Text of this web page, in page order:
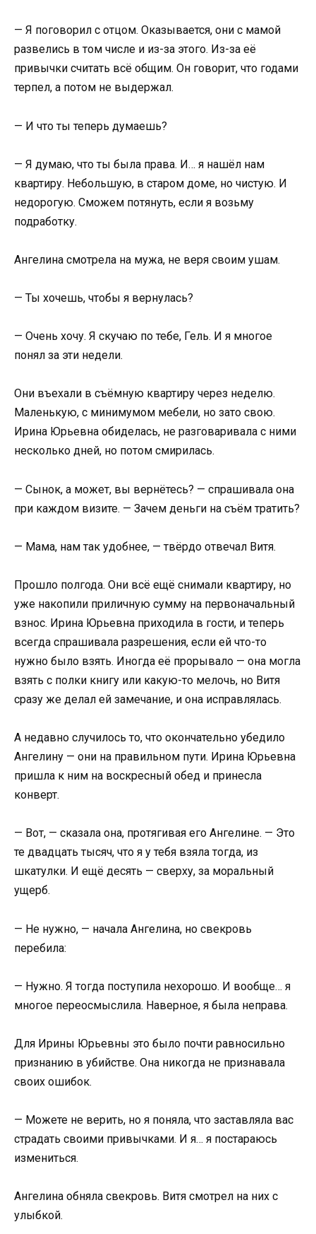
— Я поговорил с отцом. Оказывается, они с мамой
развелись в том числе и из-за этого. Из-за её
привычки считать всё общим. Он говорит, что годами
терпел, а потом не выдержал.
— И что ты теперь думаешь?
— Я думаю, что ты была права. И… я нашёл нам
квартиру. Небольшую, в старом доме, но чистую. И
недорогую. Сможем потянуть, если я возьму
подработку.
Ангелина смотрела на мужа, не веря своим ушам.
— Ты хочешь, чтобы я вернулась?
— Очень хочу. Я скучаю по тебе, Гель. И я многое
понял за эти недели.
Они въехали в съёмную квартиру через неделю.
Маленькую, с минимумом мебели, но зато свою.
Ирина Юрьевна обиделась, не разговаривала с ними
несколько дней, но потом смирилась.
— Сынок, а может, вы вернётесь? — спрашивала она
при каждом визите. — Зачем деньги на съём тратить?
— Мама, нам так удобнее, — твёрдо отвечал Витя.
Прошло полгода. Они всё ещё снимали квартиру, но
уже накопили приличную сумму на первоначальный
взнос. Ирина Юрьевна приходила в гости, и теперь
всегда спрашивала разрешения, если ей что-то
нужно было взять. Иногда её прорывало — она могла
взять с полки книгу или какую-то мелочь, но Витя
сразу же делал ей замечание, и она исправлялась.
А недавно случилось то, что окончательно убедило
Ангелину — они на правильном пути. Ирина Юрьевна
пришла к ним на воскресный обед и принесла
конверт.
— Вот, — сказала она, протягивая его Ангелине. — Это
те двадцать тысяч, что я у тебя взяла тогда, из
шкатулки. И ещё десять — сверху, за моральный
ущерб.
— Не нужно, — начала Ангелина, но свекровь
перебила:
— Нужно. Я тогда поступила нехорошо. И вообще… я
многое переосмыслила. Наверное, я была неправа.
Для Ирины Юрьевны это было почти равносильно
признанию в убийстве. Она никогда не признавала
своих ошибок.
— Можете не верить, но я поняла, что заставляла вас
страдать своими привычками. И я… я постараюсь
измениться.
Ангелина обняла свекровь. Витя смотрел на них с
улыбкой.